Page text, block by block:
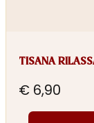
TISANA
€ 6,90